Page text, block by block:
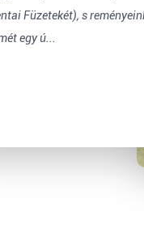
Füzetekét), s
egy ú...